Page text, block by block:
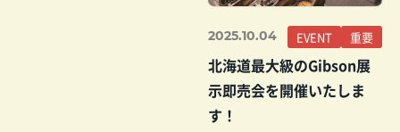
2025.10.04 EVENT 重要
北海道最大級のGibson展
示即売会を開催いたしま
す！